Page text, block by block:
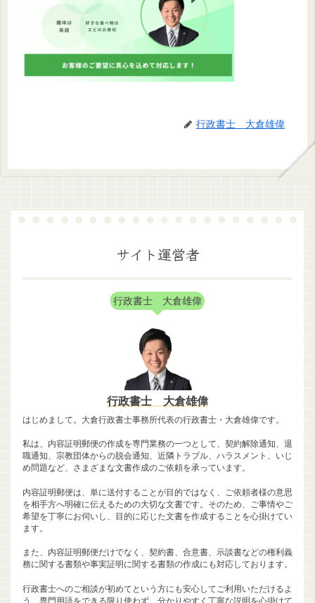
行政書士 大倉雄偉
サイト運営者
行政書士 大倉雄偉
行政書士 大倉雄偉
はじめまして。大倉行政書士事務所代表の行政書士・大倉雄偉です。
私は、内容証明郵便の作成を専門業務の一つとして、契約解除通知、退
職通知、宗教団体からの脱会通知、近隣トラブル、ハラスメント、いじ
め問題など、さまざまな文書作成のご依頼を承っています。
内容証明郵便は、単に送付することが目的ではなく、ご依頼者様の意思
を相手方へ明確に伝えるための大切な文書です。そのため、ご事情やご
希望を丁寧にお伺いし、目的に応じた文書を作成することを心掛けてい
ます。
また、内容証明郵便だけでなく、契約書、合意書、示談書などの権利義
務に関する書類や事実証明に関する書類の作成にも対応しております。
行政書士へのご相談が初めてという方にも安心してご利用いただけるよ
う、専門用語をできる限り使わず、分かりやすく丁寧な説明を心掛けて